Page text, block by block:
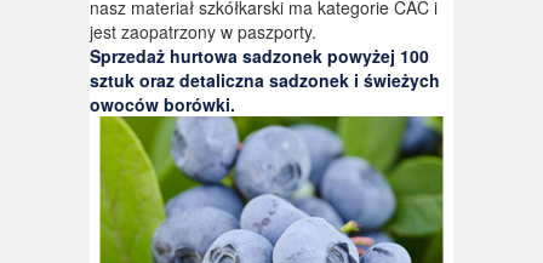
nasz materiał szkółkarski ma kategorie CAC i
jest zaopatrzony w paszporty.
Sprzedaż hurtowa sadzonek powyżej 100
sztuk oraz detaliczna sadzonek i świeżych
owoców borówki.